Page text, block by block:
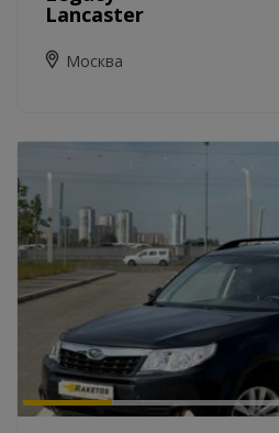
Lancaster
Москва